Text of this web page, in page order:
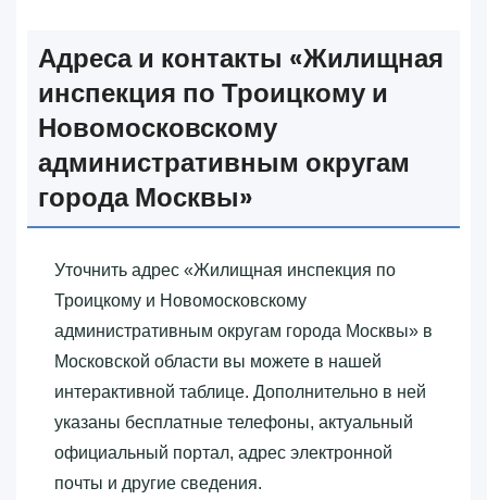
Адреса и контакты «‎Жилищная
инспекция по Троицкому и
Новомосковскому
административным округам
города Москвы»‎
Уточнить адрес «‎Жилищная инспекция по
Троицкому и Новомосковскому
административным округам города Москвы»‎ в
Московской области вы можете в нашей
интерактивной таблице. Дополнительно в ней
указаны бесплатные телефоны, актуальный
официальный портал, адрес электронной
почты и другие сведения.